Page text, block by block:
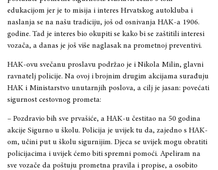
edukacijom jer je to misija i interes Hrvatskog autokluba i
naslanja se na našu tradiciju, još od osnivanja HAK-a 1906.
godine. Tad je interes bio okupiti se kako bi se zaštitili interesi
vozača, a danas je još više naglasak na prometnoj preventivi.
HAK-ovu svečanu proslavu podržao je i Nikola Milin, glavni
ravnatelj policije. Na ovoj i brojnim drugim akcijama surađuju
HAK i Ministarstvo unutarnjih poslova, a cilj je jasan: povećati
sigurnost cestovnog prometa:
– Pozdravio bih sve prvašiće, a HAK-u čestitao na 50 godina
akcije Sigurno u školu. Policija je uvijek tu da, zajedno s HAK-
om, učini put u školu sigurnijim. Djeca se uvijek mogu obratiti
policijacima i uvijek ćemo biti spremni pomoći. Apeliram na
sve vozače da poštuju prometna pravila i propise, a osobito